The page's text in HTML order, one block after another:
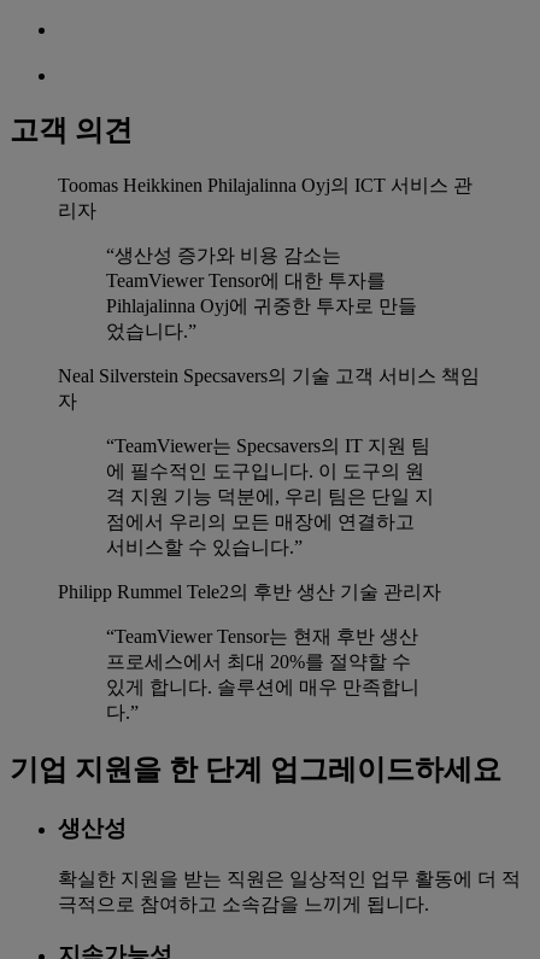
고객 의견
Toomas Heikkinen Philajalinna Oyj의 ICT 서비스 관
리자
“생산성 증가와 비용 감소는
TeamViewer Tensor에 대한 투자를
Pihlajalinna Oyj에 귀중한 투자로 만들
었습니다.”
Neal Silverstein Specsavers의 기술 고객 서비스 책임
자
“TeamViewer는 Specsavers의 IT 지원 팀
에 필수적인 도구입니다. 이 도구의 원
격 지원 기능 덕분에, 우리 팀은 단일 지
점에서 우리의 모든 매장에 연결하고
서비스할 수 있습니다.”
Philipp Rummel Tele2의 후반 생산 기술 관리자
“TeamViewer Tensor는 현재 후반 생산
프로세스에서 최대 20%를 절약할 수
있게 합니다. 솔루션에 매우 만족합니
다.”
기업 지원을 한 단계 업그레이드하세요
생산성
확실한 지원을 받는 직원은 일상적인 업무 활동에 더 적
극적으로 참여하고 소속감을 느끼게 됩니다.